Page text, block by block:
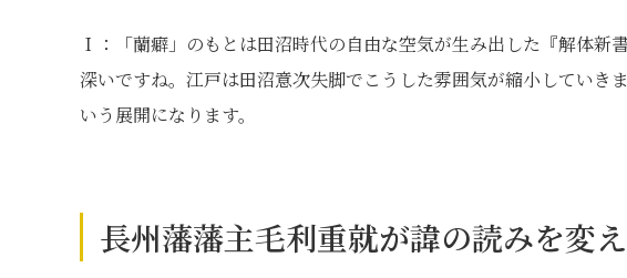
Ｉ：「蘭癖」のもとは田沼時代の自由な空気が生み出した『解体
深いですね。江戸は田沼意次失脚でこうした雰囲気が縮小していき
いう展開になります。
長州藩藩主毛利重就が諱の読みを変